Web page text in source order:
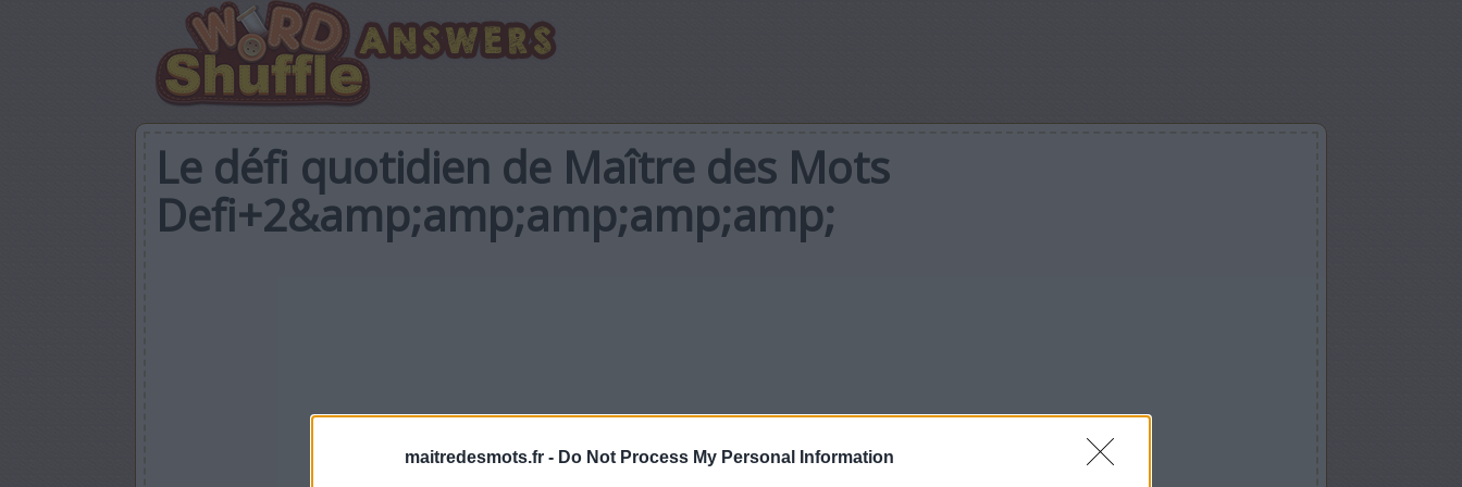
maitredesmots.fr - Do Not Process My Personal Information
Le défi quotidien de Maître des Mots
Defi+2&amp;amp;amp;amp;amp;